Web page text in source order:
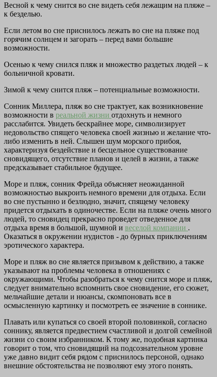
Весной к чему снится во сне видеть себя лежащим на пляже –
к безделью.
Если летом во сне приснилось лежать во сне на пляже под
горячим солнцем и загорать – перед вами большие
возможности.
Осенью к чему снился пляж и множество раздетых людей – к
больничной кровати.
Зимой к чему снится пляж – потенциальные возможности.
Сонник Миллера, пляж во сне трактует, как возникновение
возможности в реальной жизни отдохнуть и немного
расслабится. Увидеть бескрайнее море, символизирует
недовольство спящего человека своей жизнью и желание что-
либо изменить в ней. Слышен шум морского прибоя,
характеризуя бездействие и бесцельное существование
сновидящего, отсутствие планов и целей в жизни, а также
предсказывает стабильное будущее.
Море и пляж, сонник Фрейда объясняет неожиданной
возможностью выкроить немного времени для отдыха. Если
во сне пустынно и безлюдно, значит, спящему человеку
придется отдыхать в одиночестве. Если на пляже очень много
людей, то сновидец прекрасно проведет отведенное для
отдыха время в большой, шумной и веселой компании .
Оказаться в окружении нудистов - до бурных приключениям
эротического характера.
Море и пляж во сне является призывом к действию, а также
указывают на проблемы человека в отношениях с
окружающими. Чтобы разобраться к чему снится море и пляж,
следует внимательно вспомнить свое сновидение, его сюжет,
мельчайшие детали и нюансы, скомпоновать все в
осмысленную картинку и посмотреть ее значение в соннике.
Плавать или купаться со своей второй половинкой, согласно
соннику, является предвестием счастливой и долгой семейной
жизни со своим избранником. К тому же, подобная картинка
говорит о том, что сновидящий на подсознательном уровне
уже давно видит себя рядом с приснилось персоной, однако
внешние обстоятельства не позволяют ему этого понять.